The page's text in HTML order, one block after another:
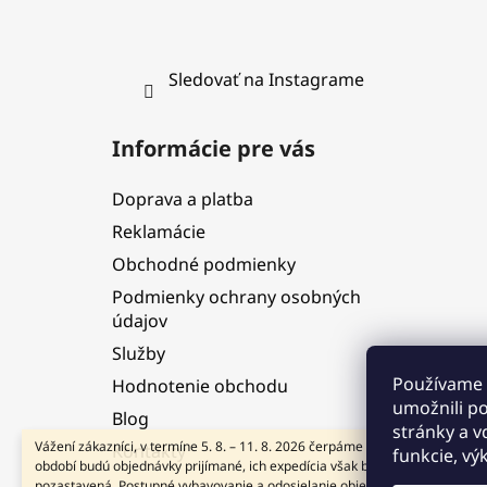
umožnili
stránky a
funkcie,
Vážení zákazníci, v termíne 5. 8. – 11. 8. 2026 čerpáme dovolenku. V tomto
období budú objednávky prijímané, ich expedícia však bude dočasne
Sledovať na Instagrame
Informácie pre vás
Doprava a platba
Reklamácie
Obchodné podmienky
Podmienky ochrany osobných
údajov
Služby
Hodnotenie obchodu
Blog
Kontakty